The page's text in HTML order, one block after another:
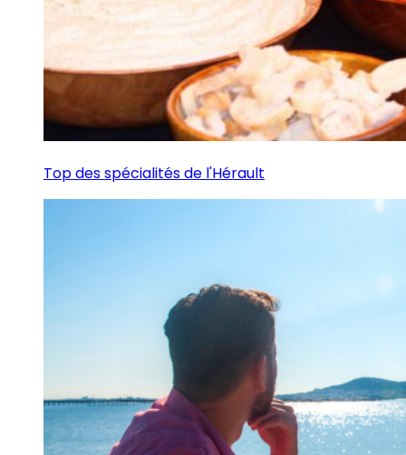
Top des spécialités de l'Hérault